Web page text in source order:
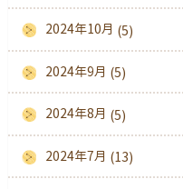
2024年10月 (5)
2024年9月 (5)
2024年8月 (5)
2024年7月 (13)